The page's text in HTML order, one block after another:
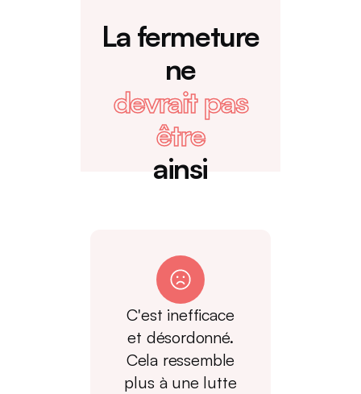
La fermeture
ne
devrait pas
être
ainsi
C'est inefficace
et désordonné.
Cela ressemble
plus à une lutte